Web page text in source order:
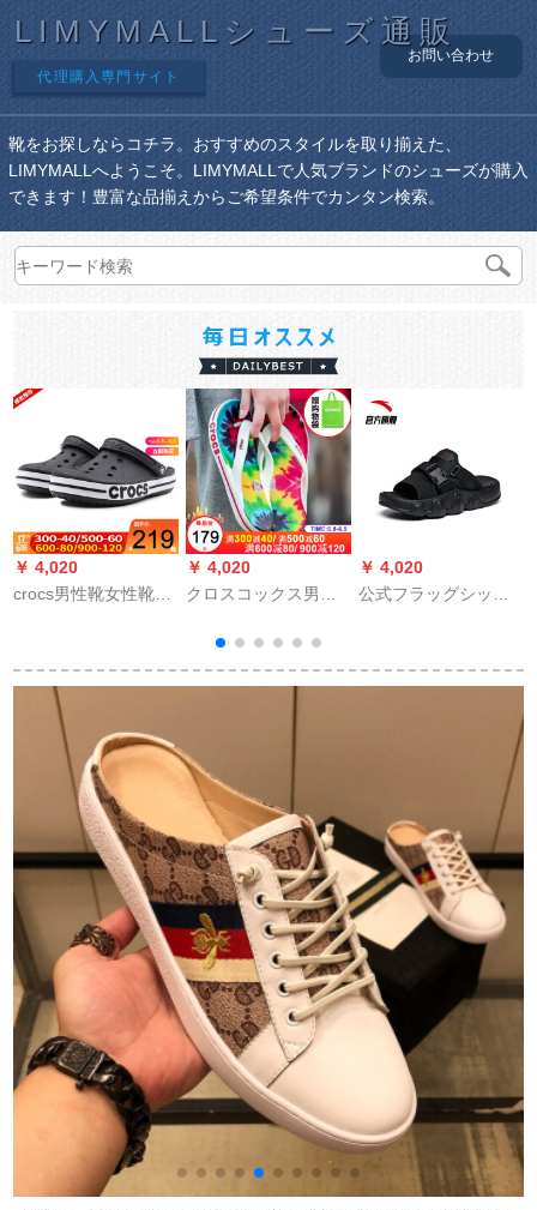
LIMYMALLシューズ通販
代理購入専門サイト
お問い合わせ
靴をお探しならコチラ。おすすめのスタイルを取り揃えた、
LIMYMALLへようこそ。LIMYMALLで人気ブランドのシューズが購入
できます！豊富な品揃えからご希望条件でカンタン検索。
￥ 4,020
crocs男性靴女性靴
便で通気性滑り止め
パンケースケースケ
ースケースケースケ
ースケースホールブ
￥ 4,020
クロスコックス男性
ベヤケーススリップ
止め人字モスコケー
スケースケースケー
スケースケースケー
スケースケースケー
スケースケースケー
スケースケースケー
スケースケースケー
スケースケースケー
スケースケースケー
スケースケースケー
スケースケースケー
スケースケースケー
スケースケースケー
スケースケースケー
スケースケースケー
スケースケースケー
スケースケースケー
スケースケース
￥ 4,020
公式フラッグシップ
スレット